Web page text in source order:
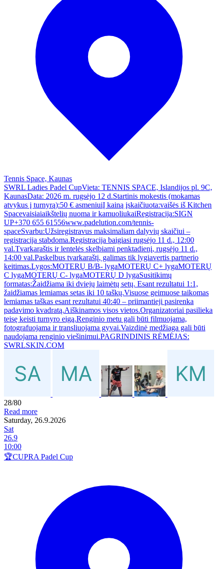
Tennis Space, Kaunas
SWRL Ladies Padel CupVieta: TENNIS SPACE, Islandijos pl. 9C,
KaunasData: 2026 m. rugsėjo 12 d.Startinis mokestis (mokamas
atvykus į turnyrą):50 € asmeniuiĮ kainą įskaičiuota:vaišės iš Kitchen
Spacevaisiaiaikštelių nuoma ir kamuoliukaiRegistracija:SIGN
UP+370 655 61556www.padelution.com/tennis-
spaceSvarbu:Užsiregistravus maksimaliam dalyvių skaičiui –
registracija stabdoma.Registracija baigiasi rugsėjo 11 d., 12:00
val.Tvarkaraštis ir lentelės skelbiami penktadienį, rugsėjo 11 d.,
14:00 val.Paskelbus tvarkaraštį, galimas tik lygiavertis partnerio
keitimas.Lygos:MOTERŲ B/B- lygaMOTERŲ C+ lygaMOTERŲ
C lygaMOTERŲ C- lygaMOTERŲ D lygaSusitikimų
formatas:Žaidžiama iki dviejų laimėtų setų. Esant rezultatui 1:1,
žaidžiamas lemiamas setas iki 10 taškų.Visuose geimuose taikomas
lemiamas taškas esant rezultatui 40:40 – priimantieji pasirenka
padavimo kvadratą.Aiškinamos visos vietos.Organizatoriai pasilieka
teisę keisti turnyro eigą.Renginio metu gali būti filmuojama,
fotografuojama ir transliuojama gyvai.Vaizdinė medžiaga gali būti
naudojama renginio viešinimui.PAGRINDINIS RĖMĖJAS:
SWRLSKIN.COM
28/80
Read more
Saturday, 26.9.2026
Sat
26.9
10:00
🏆CUPRA Padel Cup